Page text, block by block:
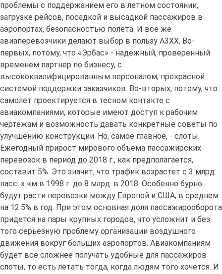
проблемы с поддержанием его в летном состоянии,
загрузке рейсов, посадкой и высадкой пассажиров в
аэропортах, безопасностью полета. И все же
авиаперевозчики делают выбор в пользу А3ХХ. Во-
первых, потому, что «Эрбас» - надежный, проверенный
временем партнер по бизнесу, с
высококвалифицированным персоналом, прекрасной
системой поддержки заказчиков. Во-вторых, потому, что
самолет проектируется в тесном контакте с
авиакомпаниями, которые имеют доступ к рабочим
чертежам и возможность давать конкретные советы по
улучшению конструкции. Но, самое главное, - слоты.
Ежегодный прирост мирового объема пассажирских
перевозок в период до 2018 г., как предполагается,
составит 5%. Это значит, что трафик возрастет с 3 млрд.
пасс. х км в 1998 г. до 8 млрд. в 2018. Особенно бурно
будут расти перевозки между Европой и США, в среднем
на 12.5% в год. При этом основная доля пассажирооборота
придется на пары крупных городов, что усложнит и без
того серьезную проблему организации воздушного
движения вокруг больших аэропортов. Авиакомпаниям
будет все сложнее получать удобные для пассажиров
слоты, то есть летать тогда, когда людям того хочется. И